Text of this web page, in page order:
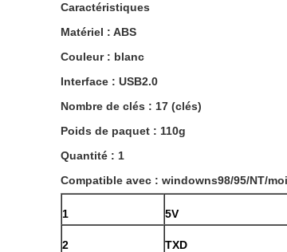
Caractéristiques
Matériel : ABS
Couleur : blanc
Interface : USB2.0
Nombre de clés : 17 (clés)
Poids de paquet : 110g
Quantité : 1
Compatible avec : windowns98/95/NT/
1 5V
2 TXD